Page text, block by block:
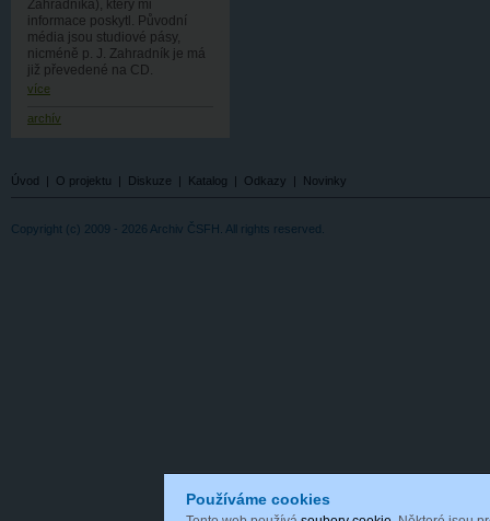
Zahradníka), který mi
informace poskytl. Původní
média jsou studiové pásy,
nicméně p. J. Zahradník je má
již převedené na CD.
více
archív
Úvod O projektu Diskuze Katalog Odkazy Novinky
Copyright (c) 2009 - 2026 Archiv ČSFH. All rights reserved.
Používáme cookies